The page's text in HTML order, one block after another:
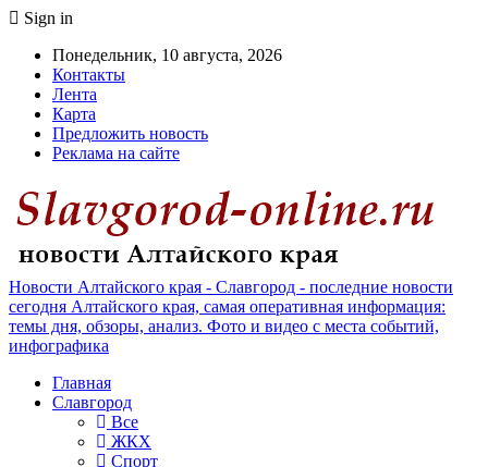
Sign in
Понедельник, 10 августа, 2026
Контакты
Лента
Карта
Предложить новость
Реклама на сайте
Новости Алтайского края - Славгород - последние новости
сегодня Алтайского края, самая оперативная информация:
темы дня, обзоры, анализ. Фото и видео с места событий,
инфографика
Главная
Славгород
Все
ЖКХ
Спорт